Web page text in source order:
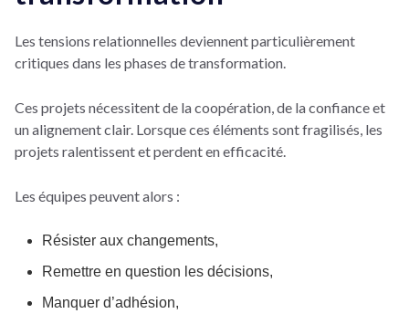
Les tensions relationnelles deviennent particulièrement
critiques dans les phases de transformation.
Ces projets nécessitent de la coopération, de la confiance et
un alignement clair. Lorsque ces éléments sont fragilisés, les
projets ralentissent et perdent en efficacité.
Les équipes peuvent alors :
Résister aux changements,
Remettre en question les décisions,
Manquer d’adhésion,